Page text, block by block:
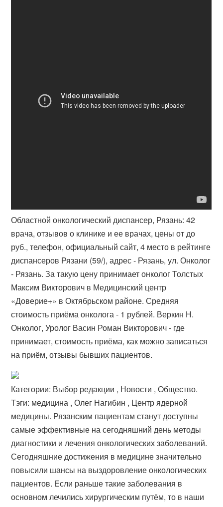
Областной онкологический диспансер, Рязань: 42
врача, отзывов о клинике и ее врачах, цены от до
руб., телефон, официальный сайт, 4 место в рейтинге
диспансеров Рязани (59/), адрес - Рязань, ул. Онколог
- Рязань. За такую цену принимает онколог Толстых
Максим Викторович в Медицинский центр
«Доверие+» в Октябрьском районе. Средняя
стоимость приёма онколога - 1 рублей. Веркин Н.
Онколог, Уролог Васин Роман Викторович - где
принимает, стоимость приёма, как можно записаться
на приём, отзывы бывших пациентов.
Категории: Выбор редакции , Новости , Общество.
Тэги: медицина , Олег Нагибин , Центр ядерной
медицины. Рязанским пациентам станут доступны
самые эффективные на сегодняшний день методы
диагностики и лечения онкологических заболеваний.
Сегодняшние достижения в медицине значительно
повысили шансы на выздоровление онкологических
пациентов. Если раньше такие заболевания в
основном лечились хирургическим путём, то в наши